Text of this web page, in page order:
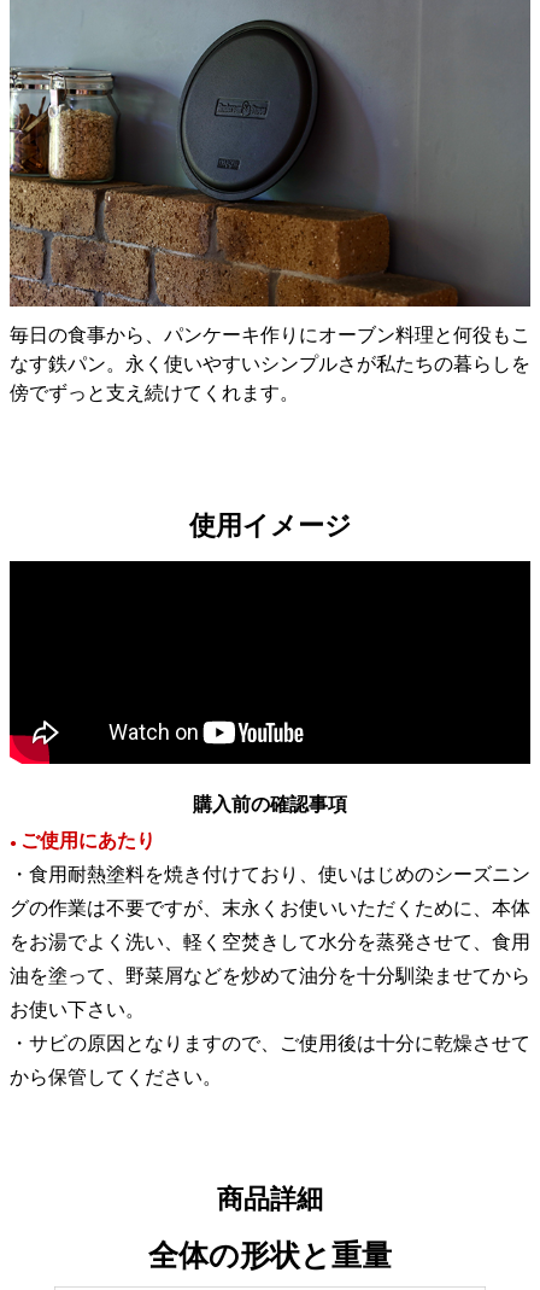
毎日の食事から、パンケーキ作りにオーブン料理と何役もこ
なす鉄パン。永く使いやすいシンプルさが私たちの暮らしを
傍でずっと支え続けてくれます。
使用イメージ
購入前の確認事項
● ご使用にあたり
・食用耐熱塗料を焼き付けており、使いはじめのシーズニン
グの作業は不要ですが、末永くお使いいただくために、本体
をお湯でよく洗い、軽く空焚きして水分を蒸発させて、食用
油を塗って、野菜屑などを炒めて油分を十分馴染ませてから
お使い下さい。
・サビの原因となりますので、ご使用後は十分に乾燥させて
から保管してください。
商品詳細
全体の形状と重量